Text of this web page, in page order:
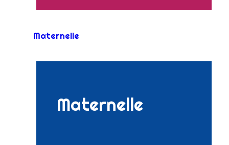
Maternelle
Maternelle